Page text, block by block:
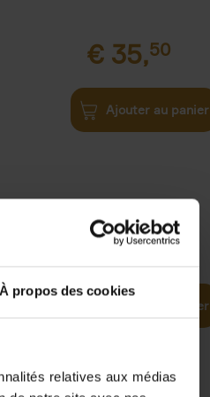
À propos des cookies
relatives aux médias
€ 35,50
Ajouter au panier
37,50
Ajouter au panier